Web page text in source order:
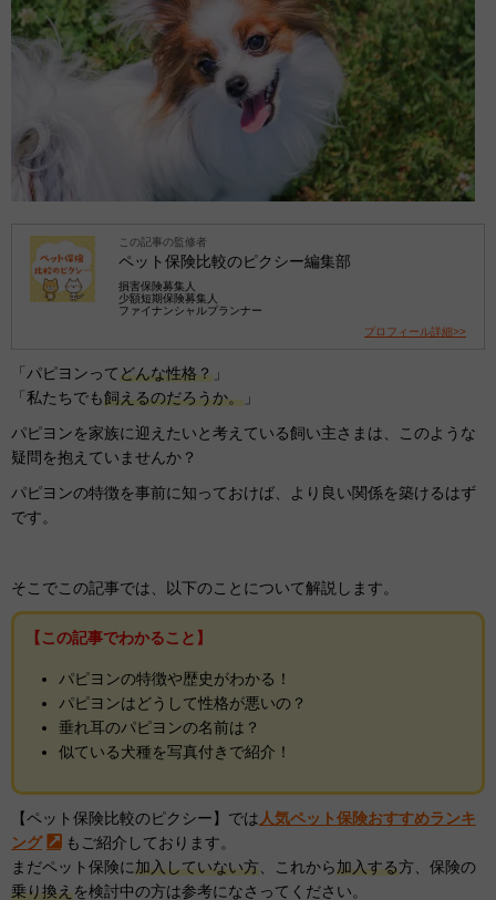
この記事の監修者
ペット保険比較のピクシー編集部
損害保険募集人
少額短期保険募集人
ファイナンシャルプランナー
プロフィール詳細>>
「パピヨンってどんな性格？ 」
「私たちでも飼えるのだろうか。 」
パピヨンを家族に迎えたいと考えている飼い主さまは、このような
疑問を抱えていませんか？
パピヨンの特徴を事前に知っておけば、より良い関係を築けるはず
です。
そこでこの記事では、以下のことについて解説します。
【この記事でわかること】
パピヨンの特徴や歴史がわかる！
パピヨンはどうして性格が悪いの？
垂れ耳のパピヨンの名前は？
似ている犬種を写真付きで紹介！
【ペット保険比較のピクシー】では人気ペット保険おすすめランキ
ング
もご紹介しております。
まだペット保険に加入していない方、これから加入する方、保険の
乗り換えを検討中の方は参考になさってください。